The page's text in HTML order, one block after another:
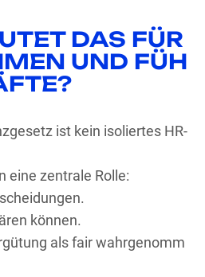
DAS FÜR
UND FÜH
ist kein isoliertes HR-
eine zentrale Rolle:
können.
als fair wahrgenomm